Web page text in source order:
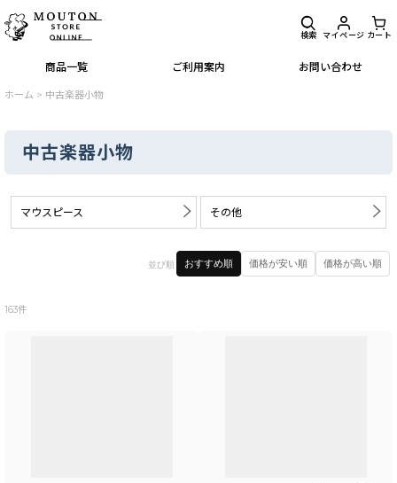
商品一覧 ご利用案内 お問い合わせ
検索 マイページ カート
ホーム > 中古楽器小物
中古楽器小物
マウスピース その他
閉じる
並び順 おすすめ順 価格が安い順 価格が高い順
163件